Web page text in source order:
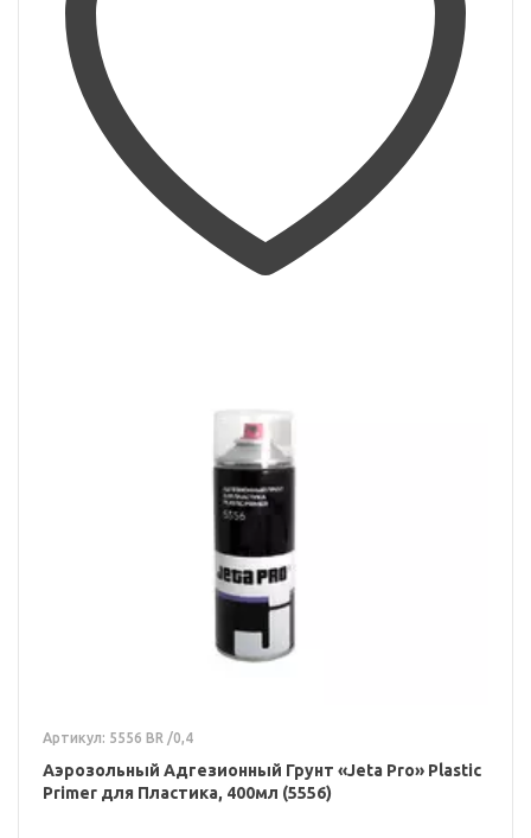
Артикул: 5556 BR /0,4
Аэрозольный Адгезионный Грунт «Jeta Pro» Plastic
Primer для Пластика, 400мл (5556)